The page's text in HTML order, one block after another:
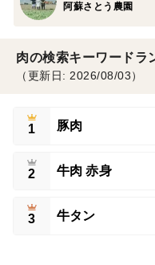
阿蘇さとう農園
肉の検索キーワードラ
（更新日: 2026/08/03）
1 豚肉
2 牛肉 赤身
3 牛タン